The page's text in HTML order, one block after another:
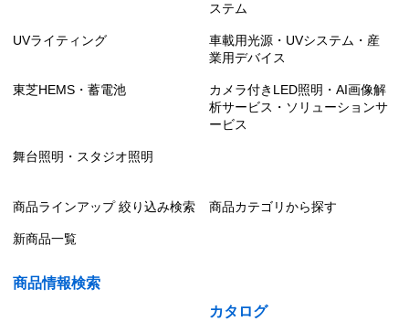
ステム
UVライティング
車載用光源・UVシステム・産
業用デバイス
東芝HEMS・蓄電池
カメラ付きLED照明・AI画像解
析サービス・ソリューションサ
ービス
舞台照明・スタジオ照明
商品ラインアップ 絞り込み検索 商品カテゴリから探す
新商品一覧
商品情報検索
カタログ